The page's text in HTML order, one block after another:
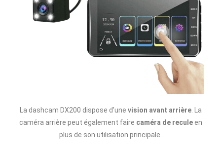
La dashcam DX200 dispose d’une vision avant arrière. La
caméra arrière peut également faire caméra de reculeen
plus de son utilisation principale.